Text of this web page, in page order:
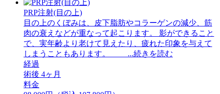
PRP注射(目の上)
目の上のくぼみは、皮下脂肪やコラーゲンの減少、筋
肉の衰えなどが重なって起こります。 影ができること
で、実年齢より老けて見えたり、疲れた印象を与えて
しまうこともあります。 ...続きを読む
経過
術後 4ヶ月
料金